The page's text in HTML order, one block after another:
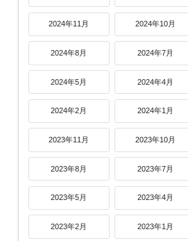
2024年11月 2024年10月
2024年8月 2024年7月
2024年5月 2024年4月
2024年2月 2024年1月
2023年11月 2023年10月
2023年8月 2023年7月
2023年5月 2023年4月
2023年2月 2023年1月